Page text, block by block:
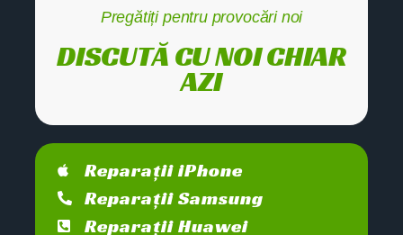
Pregătiți pentru provocări noi
DISCUTĂ CU NOI CHIAR
AZI
Reparații iPhone
Reparații Samsung
Reparații Huawei